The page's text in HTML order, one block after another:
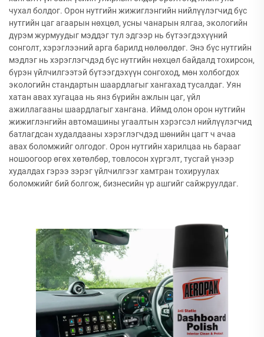
чухал болдог. Орон нутгийн жижиглэнгийн нийлүүлэгчид бүс
нутгийн цаг агаарын нөхцөл, усны чанарын ялгаа, экологийн
дүрэм журмуудыг мэддэг тул эдгээр нь бүтээгдэхүүний
сонголт, хэрэглээний арга барилд нөлөөлдөг. Энэ бүс нутгийн
мэдлэг нь хэрэглэгчдэд бүс нутгийн нөхцөл байдалд тохирсон,
бүрэн үйлчилгээтэй бүтээгдэхүүн сонгоход, мөн холбогдох
экологийн стандартын шаардлагыг хангахад тусалдаг. Уян
хатан авах хугацаа нь янз бүрийн ажлын цаг, үйл
ажиллагааны шаардлагыг хангана. Иймд олон орон нутгийн
жижиглэнгийн автомашины угаалтын хэрэгсэл нийлүүлэгчид
батлагдсан худалдааны хэрэглэгчдэд шөнийн цагт ч ачаа
авах боломжийг олгодог. Орон нутгийн харилцаа нь барааг
ношоогоор өгөх хөтөлбөр, товлосон хүргэлт, тусгай үнээр
худалдах гэрээ зэрэг үйлчилгээг хамтран тохируулах
боломжийг бий болгож, бизнесийн үр ашгийг сайжруулдаг.